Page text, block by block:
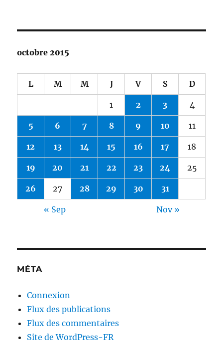
octobre 2015
L M M J V S D
1 2 3 4
5 6 7 8 9 10 11
12 13 14 15 16 17 18
19 20 21 22 23 24 25
26 27 28 29 30 31
« Sep Nov »
MÉTA
Connexion
Flux des publications
Flux des commentaires
Site de WordPress-FR